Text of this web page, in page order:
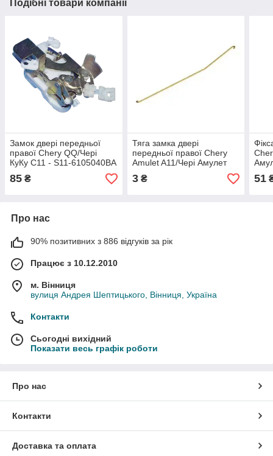
Подібні товари компанії
Замок двері передньої
правої Chery QQ/Чері
КуКу С11 - S11-6105040BA
85 ₴
Тяга замка двері
передньої правої Chery
Amulet A11/Чері Амулет
А11 - A11-6105156
3₴ 51
Про нас
90% позитивних з 886 відгуків за рік
Працює з 10.12.2010
м. Вінниця
вулиця Андрея Шептицького, Вінниця, Україна
Контакти
Сьогодні вихідний
Показати весь графік роботи
Про нас
Контакти
Доставка та оплата